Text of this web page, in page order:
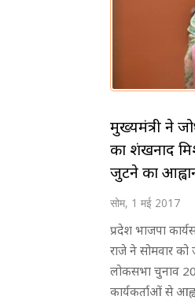
मुख्यमंत्री ने
का शंखनाद
जुटने का
सोम, 1 मई 2017
प्रदेश भाजपा
राजे ने सोमवार
लोकसभा चुनाव
कार्यकर्ताओं से